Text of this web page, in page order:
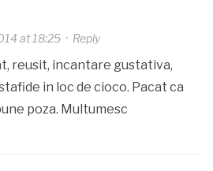
at 18:25· Reply
reusit, incantare gustativa,
in loc de cioco. Pacat ca
poza. Multumesc